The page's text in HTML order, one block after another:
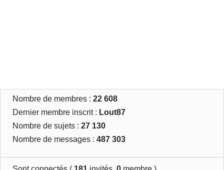
Nombre de membres :22 608
Dernier membre inscrit : Lout87
Nombre de sujets :27 130
Nombre de messages :487 303